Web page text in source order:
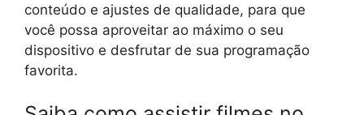
conteúdo e ajustes de qualidade, para que
você possa aproveitar ao máximo o seu
dispositivo e desfrutar de sua programação
favorita.